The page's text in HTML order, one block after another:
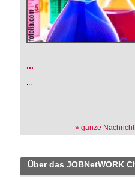
.
...
...
» ganze
Über das JOBNetWORK